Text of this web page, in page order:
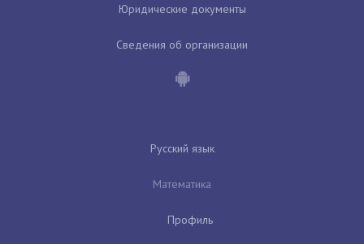
Юридические документы
Сведения об организации
Русский язык
Математика
Профиль